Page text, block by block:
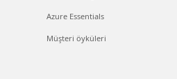
Azure Essentials
Müşteri öyküleri